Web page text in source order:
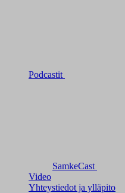
Podcastit
SamkeCast
Video
Yhteystiedot ja ylläpito